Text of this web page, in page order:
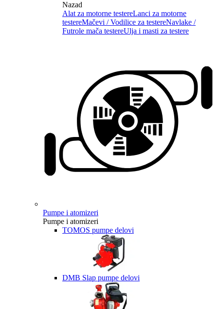
Nazad
Alat za motorne testereLanci za motorne
testereMačevi / Vodilice za testereNavlake /
Futrole mača testereUlja i masti za testere
Pumpe i atomizeri
Pumpe i atomizeri
TOMOS pumpe delovi
DMB Slap pumpe delovi